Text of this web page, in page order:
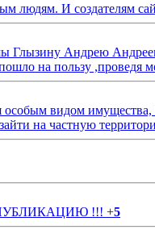
людям. И создателям
Глызину Андрею
на пользу ,проведя
видом имущества,
на частную
!!! +5